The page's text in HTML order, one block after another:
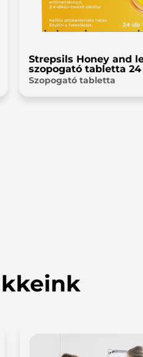
Strepsils Honey and
szopogató tabletta
Szopogató tabletta